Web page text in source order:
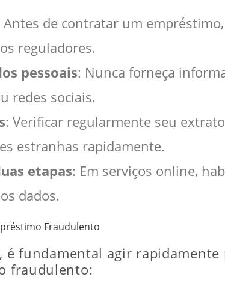
Antes de contratar um
reguladores.
pessoais: Nunca forneça
redes sociais.
: Verificar regularmente seu
estranhas rapidamente.
etapas: Em serviços online,
dados.
Fraudulento
fundamental agir
fraudulento: